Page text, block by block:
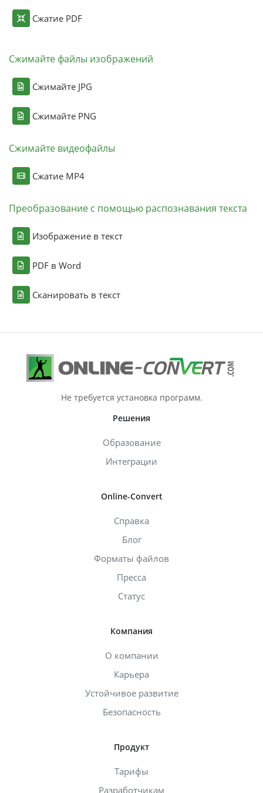
Сжатие PDF
Сжимайте файлы изображений
Сжимайте JPG
Сжимайте PNG
Сжимайте видеофайлы
Сжатие MP4
Преобразование с помощью распознавания текста
Изображение в текст
PDF в Word
Сканировать в текст
Не требуется установка программ.
Решения
Образование
Интеграции
Online-Convert
Справка
Блог
Форматы файлов
Пресса
Статус
Компания
О компании
Карьера
Устойчивое развитие
Безопасность
Продукт
Тарифы
Разработчикам